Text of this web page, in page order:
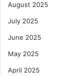
August 2025
July 2025
June 2025
May 2025
April 2025